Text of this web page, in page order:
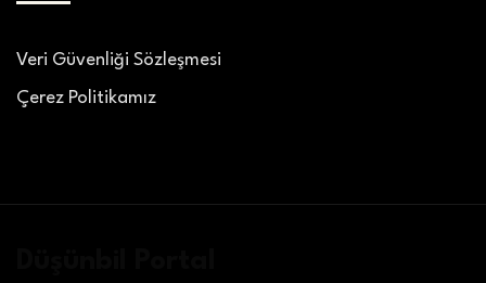
Veri Güvenliği Sözleşmesi
Çerez Politikamız